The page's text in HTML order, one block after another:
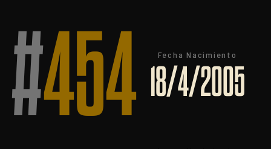
#454 Fecha Nacimiento
18/4/2005